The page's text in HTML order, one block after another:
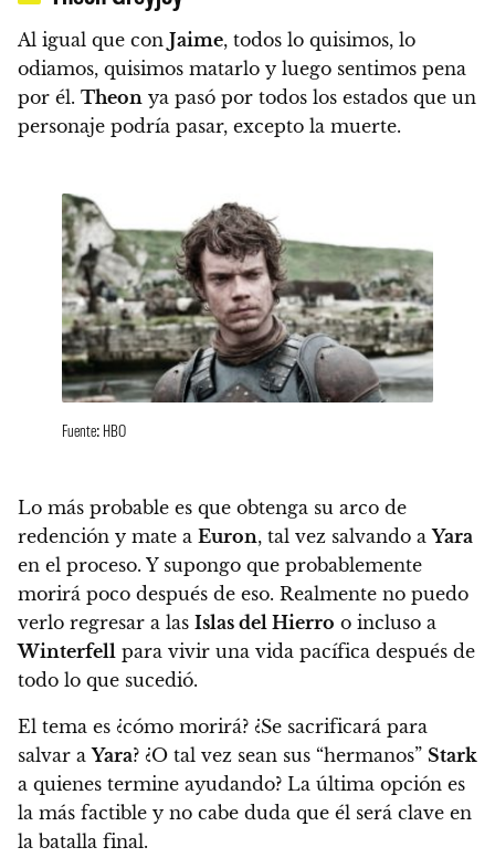
Al igual que con Jaime, todos lo quisimos, lo
odiamos, quisimos matarlo y luego sentimos pena
por él. Theon ya pasó por todos los estados que un
personaje podría pasar, excepto la muerte.
Fuente: HBO
Lo más probable es que obtenga su arco de
redención y mate a Euron, tal vez salvando aYara
en el proceso. Y supongo que probablemente
morirá poco después de eso. Realmente no puedo
verlo regresar a las Islas del Hierro o incluso a
Winterfell para vivir una vida pacífica después de
todo lo que sucedió.
El tema es ¿cómo morirá? ¿Se sacrificará para
salvar aYara? ¿O tal vez sean sus “hermanos” Stark
a quienes termine ayudando? La última opción es
la más factible y no cabe duda que él será clave en
la batalla final.